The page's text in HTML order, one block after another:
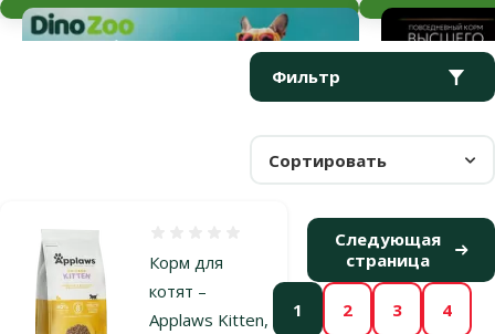
Фильтр
Сортировать
Продукты в категории Корм для котят
Корм для
котят –
Applaws Kitten,
1 2 3 4
Следующая
страница